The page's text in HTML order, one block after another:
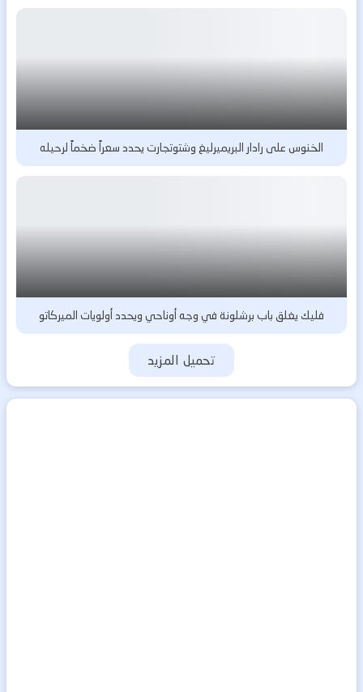
الخنوس على رادار البريميرليغ وشتوتجارت يحدد سعراً ضخماً لرحيله
فليك يغلق باب برشلونة في وجه أوناحي ويحدد أولويات الميركاتو
تحميل المزيد